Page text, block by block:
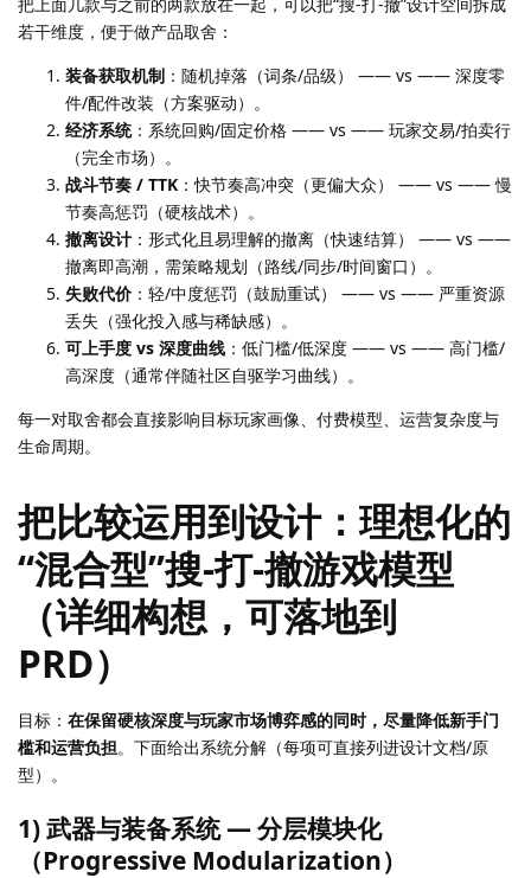
若干维度，便于做产品取舍：
装备获取机制 ：随机掉落（词条/品级） —— vs —— 深度零
件/配件改装（方案驱动）。
经济系统：系统回购/固定价格 —— vs —— 玩家交易/拍卖行
（完全市场）。
战斗节奏 / TTK ：快节奏高冲突（更偏大众） —— vs —— 慢
节奏高惩罚（硬核战术）。
撤离设计 ：形式化且易理解的撤离（快速结算） —— vs ——
撤离即高潮，需策略规划（路线/同步/时间窗口）。
失败代价 ：轻/中度惩罚（鼓励重试） —— vs —— 严重资源
丢失（强化投入感与稀缺感）。
可上手度 vs 深度曲线 ：低门槛/低深度 —— vs —— 高门槛/
高深度（通常伴随社区自驱学习曲线）。
每一对取舍都会直接影响目标玩家画像、付费模型、运营复杂度与
生命周期。
把比较运用到设计：理想化的
“混合型”搜-打-撤游戏模型
（详细构想，可落地到
PRD）
目标： 在保留硬核深度与玩家市场博弈感的同时，尽量降低新手门
槛和运营负担。下面给出系统分解（每项可直接列进设计文档/原
型）。
1) 武器与装备系统 — 分层模块化
（Progressive Modularization）